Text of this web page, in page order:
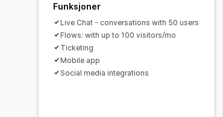
Funksjoner
Live Chat - conversations with 50 users
Flows: with up to 100 visitors/mo
Ticketing
Mobile app
Social media integrations